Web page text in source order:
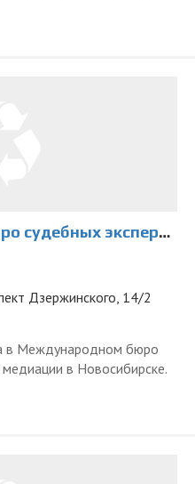
оценки и медиации на Дзержинского
Дзержинского, 14/2
в Международном бюро
в Новосибирске.